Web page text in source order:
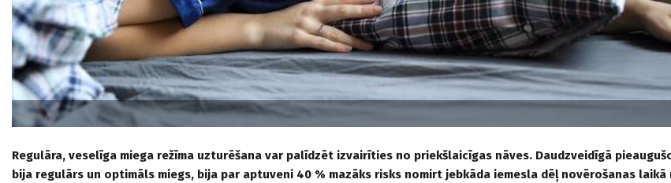
Regulāra, veselīga miega režīma uzturēšana var palīdzēt izvairīties no priekšlaicīgas nāves. Daudzveidīgā
bija regulārs un optimāls miegs, bija par aptuveni 40 % mazāks risks nomirt jebkāda iemesla dēļ novērošanas laikā